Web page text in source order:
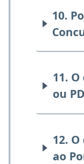
10.
11.
ou
12.
ao